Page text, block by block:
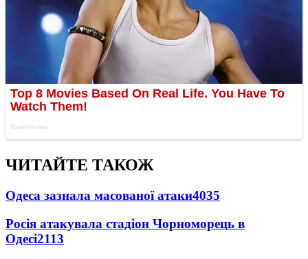
ЧИТАЙТЕ ТАКОЖ
Одеса зазнала масованої атаки4035
Росія атакувала стадіон Чорноморець в
Одесі2113